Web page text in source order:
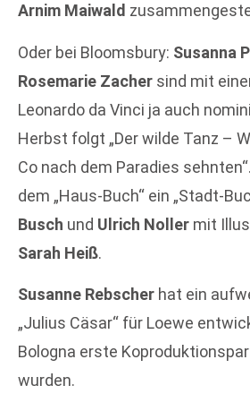
Arnim Maiwald
Oder bei Bloomsbury: Susanna
Rosemarie Zacher sind mit
Leonardo da Vinci ja auch
Herbst folgt „Der wilde Tanz –
Co nach dem Paradies
dem „Haus-Buch“ ein „Stadt-
Busch und Ulrich Noller mit
Sarah Heiß.
Susanne Rebscher hat ein
„Julius Cäsar“ für Loewe
Bologna erste
wurden.